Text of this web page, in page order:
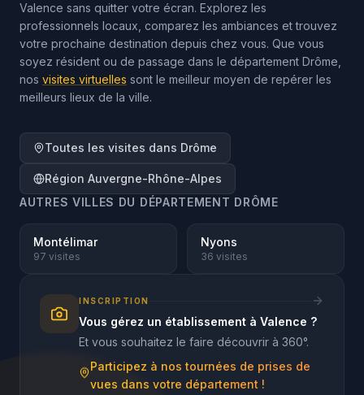
Valence sans quitter votre écran. Explorez les
professionnels locaux, comparez les ambiances et trouvez
votre prochaine destination depuis chez vous. Que vous
soyez résident ou de passage dans le département Drôme,
nos visites virtuelles sont le meilleur moyen de repérer les
meilleurs lieux de la ville.
Toutes les visites dans Drôme
Région Auvergne-Rhône-Alpes
AUTRES VILLES DU DÉPARTEMENT DRÔME
Montélimar
97 visites
Nyons
36 visites
INSCRIPTION
Vous gérez un établissement à Valence ?
Et vous souhaitez le faire découvrir à 360°.
Participez à nos tournées de prises de
vues dans votre département !